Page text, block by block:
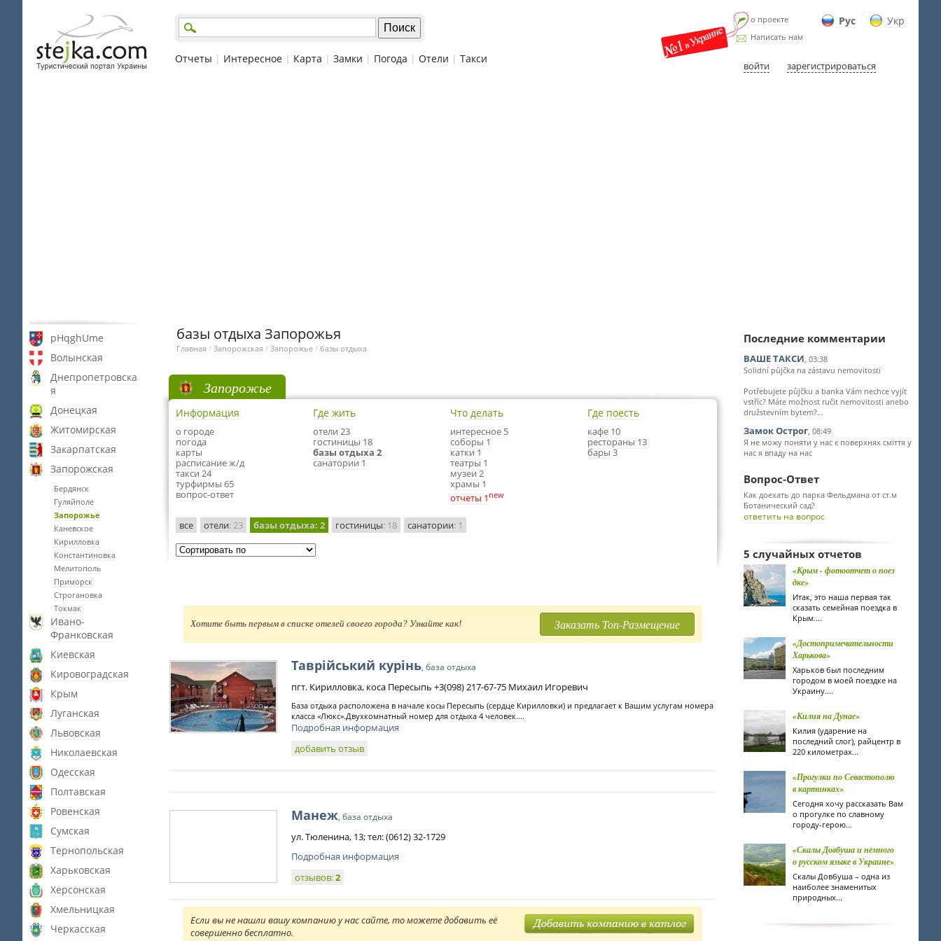
Рус Укр
о проекте
Написать нам
войти зарегистрироваться
Отчеты | Интересное | Карта | Замки | Погода | Отели | Такси
pHqghUme
Волынская
Днепропетровска
я
Донецкая
Житомирская
Закарпатская
Запорожская
Бердянск
Гуляйполе
Запорожье
Каневское
Кирилловка
Константиновка
Мелитополь
Приморск
Строгановка
Токмак
Ивано-
Франковская
Киевская
Кировоградская
Крым
Луганская
Львовская
Николаевская
Одесская
Полтавская
Ровенская
Сумская
Тернопольская
Харьковская
Херсонская
Хмельницкая
Черкасская
базы отдыха Запорожья
Главная / Запорожская / Запорожье / базы отдыха
Запорожье
Информация
о городе
погода
карты
расписание ж/д
такси 24
турфирмы 65
вопрос-ответ
Где жить
отели 23
гостиницы 18
базы отдыха 2
санатории 1
Что делать
интересное 5
соборы 1
катки 1
театры 1
музеи 2
храмы 1
отчеты 1 new
Где поесть
кафе 10
рестораны 13
бары 3
все отели: 23 базы отдыха: 2 гостиницы: 18 санатории: 1
Хотите быть первым в списке отелей своего города? Узнайте как! Заказать Топ-Размещение
Таврiйський курiнь, база отдыха
пгт. Кирилловка, коса Пересыпь +3(098) 217-67-75 Михаил Игоревич
База отдыха расположена в начале косы Пересыпь (сердце Кирилловки) и предлагает к Вашим услугам номера
класса «Люкс».Двухкомнатный номер для отдыха 4 человек....
Подробная информация
добавить отзыв
Манеж, база отдыха
ул. Тюленина, 13; тел: (0612) 32-1729
Подробная информация
отзывов:2
Если вы не нашли вашу компанию у нас сайте, то можете добавить её
совершенно бесплатно.
Последние комментарии
ВАШЕ ТАКСИ, 03:38
Solidní půjčka na zástavu nemovitosti
Potřebujete půjčku a banka Vám nechce vyjít
vstříc? Máte možnost ručit nemovitosti anebo
družstevním bytem?...
Замок Острог, 08:49
Я не можу поняти у нас є поверхнях сміття у
нас я впаду на нас
Вопрос-Ответ
Как доехать до парка Фельдмана от ст.м
Ботанический сад?
ответить на вопрос
5 случайных отчетов
«Крым - фотоотчет о поез
дке»
Итак, это наша первая так
сказать семейная поездка в
Крым....
«Достопримечательности
Харькова»
Харьков был последним
городом в моей поездке на
Украину....
«Килия на Дунае»
Килия (ударение на
последний слог), райцентр в
220 километрах...
«Прогулки по Севастополю
в картинках»
Сегодня хочу рассказать Вам
о прогулке по славному
городу-герою...
«Скалы Довбуша и немного
о русском языке в Украине»
Скалы Довбуша – одна из
наиболее знаменитых
природных...